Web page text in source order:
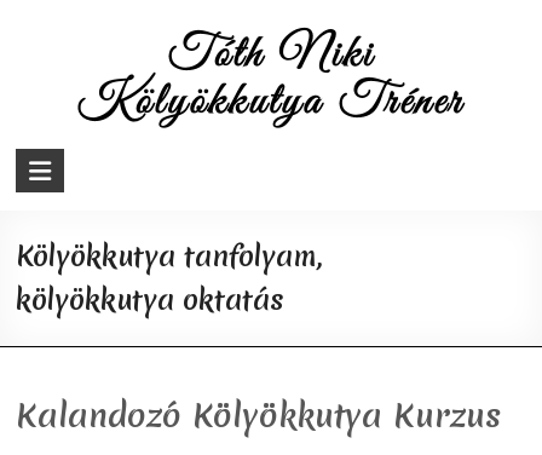
Tóth
Kölyökkutya
Tréner
kutyanevelés
Kölyökkutya tanfolyam,
kölyökkutya oktatás
Kalandozó Kölyökkutya Kurzus